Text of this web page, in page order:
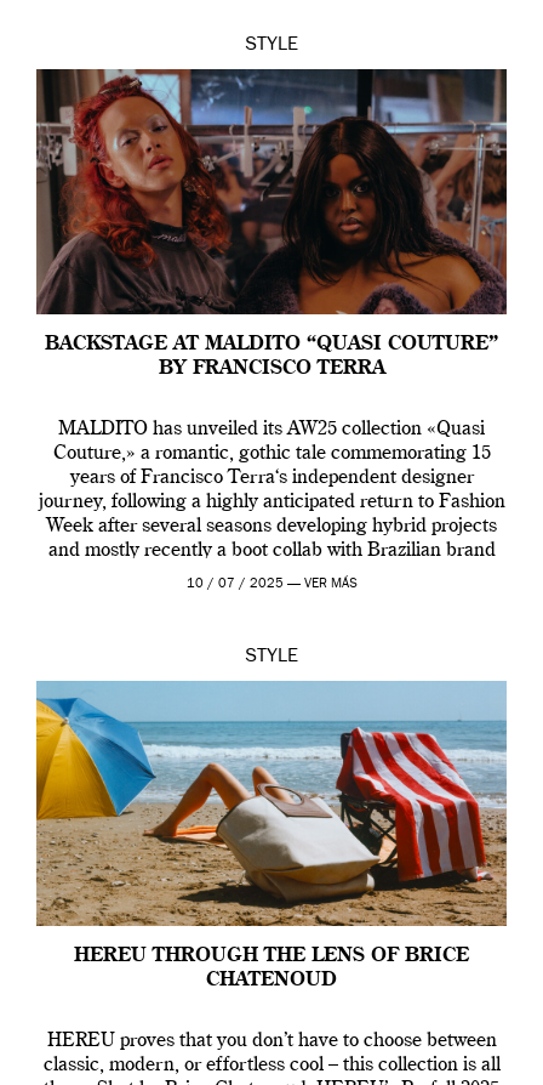
STYLE
BACKSTAGE AT MALDITO “QUASI COUTURE”
BY FRANCISCO TERRA
MALDITO has unveiled its AW25 collection «Quasi
Couture,» a romantic, gothic tale commemorating 15
years of Francisco Terra‘s independent designer
journey, following a highly anticipated return to Fashion
Week after several seasons developing hybrid projects
and mostly recently a boot collab with Brazilian brand
Melissa. This fashion show is a component of Francisco
10 / 07 / 2025 — VER MÁS
STYLE
HEREU THROUGH THE LENS OF BRICE
CHATENOUD
HEREU proves that you don’t have to choose between
classic, modern, or effortless cool – this collection is all